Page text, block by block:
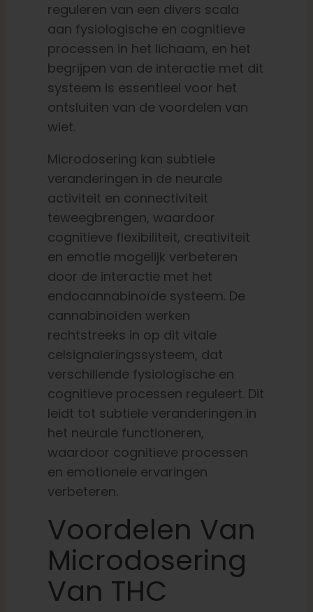
reguleren van een divers scala
aan fysiologische en cognitieve
processen in het lichaam, en het
begrijpen van de interactie met dit
systeem is essentieel voor het
ontsluiten van de voordelen van
wiet.
Microdosering kan subtiele
veranderingen in de neurale
activiteit en connectiviteit
teweegbrengen, waardoor
cognitieve flexibiliteit, creativiteit
en emotie mogelijk verbeteren
door de interactie met het
endocannabinoïde systeem. De
cannabinoïden werken
rechtstreeks in op dit vitale
celsignaleringssysteem, dat
verschillende fysiologische en
cognitieve processen reguleert. Dit
leidt tot subtiele veranderingen in
het neurale functioneren,
waardoor cognitieve processen
en emotionele ervaringen
verbeteren.
Voordelen Van
Microdosering
Van THC